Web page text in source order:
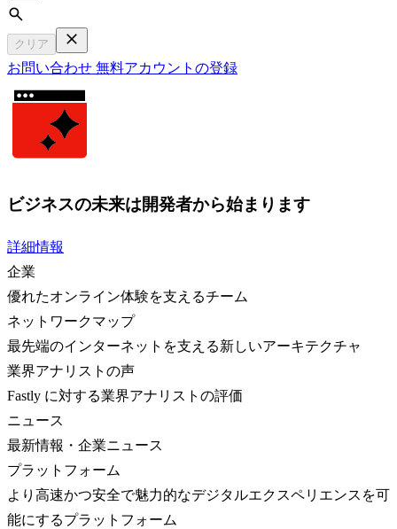
Search
クリア
お問い合わせ 無料アカウントの登録
ビジネスの未来は開発者から始まります
詳細情報
企業
優れたオンライン体験を支えるチーム
ネットワークマップ
最先端のインターネットを支える新しいアーキテクチャ
業界アナリストの声
Fastly に対する業界アナリストの評価
ニュース
最新情報・企業ニュース
プラットフォーム
より高速かつ安全で魅力的なデジタルエクスペリエンスを可
能にするプラットフォーム